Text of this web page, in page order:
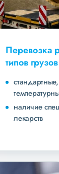
Перевозка
типов грузов
наличие
лекарств